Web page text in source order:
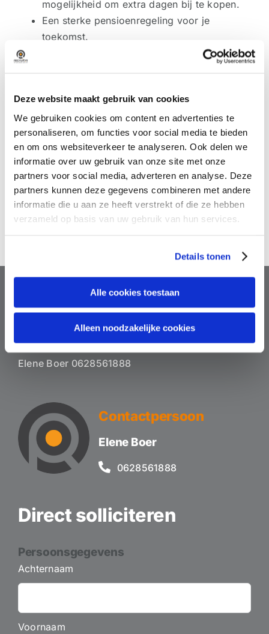
Deze website maakt gebruik van cookies
We gebruiken cookies om content en advertenties te
personaliseren, om functies voor social media te bieden
en om ons websiteverkeer te analyseren. Ook delen we
informatie over uw gebruik van onze site met onze
partners voor social media, adverteren en analyse. Deze
partners kunnen deze gegevens combineren met andere
informatie die u aan ze heeft verstrekt of die ze hebben
verzameld op basis van uw gebruik van hun services.
Details tonen
Alle cookies toestaan
Alleen noodzakelijke cookies
mogelijkheid om extra dagen bij te kopen.
Een sterke pensioenregeling voor je
toekomst.
Korting op sportschoolabonnementen, Lease
de importeur, Emil Frey Academy en interne
trainers.
Werken van 08:00 tot 17:00 uur, zonder
structurele overuren.
Een collegiale en nuchtere werksfeer, met
ruimte voor gezelligheid: van BBQ’s tot
vrijdagmiddagborrels.
Inlichtingen
Elene Boer 0628561888
Contactpersoon
Elene Boer
0628561888
Direct solliciteren
Persoonsgegevens
Achternaam
Voornaam